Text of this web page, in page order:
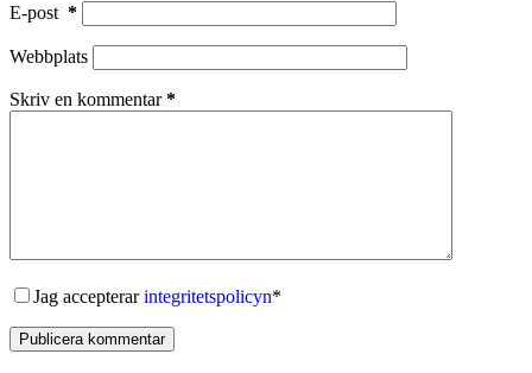
E-post *
Webbplats
Skriv en kommentar*
Jag accepterarintegritetspolicyn*
Publicera kommentar